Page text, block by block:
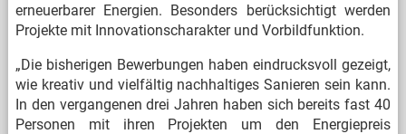
erneuerbarer Energien. Besonders berücksichtigt werden
Projekte mit Innovationscharakter und Vorbildfunktion.
„Die bisherigen Bewerbungen haben eindrucksvoll gezeigt,
wie kreativ und vielfältig nachhaltiges Sanieren sein kann.
In den vergangenen drei Jahren haben sich bereits fast 40
Personen mit ihren Projekten um den Energiepreis